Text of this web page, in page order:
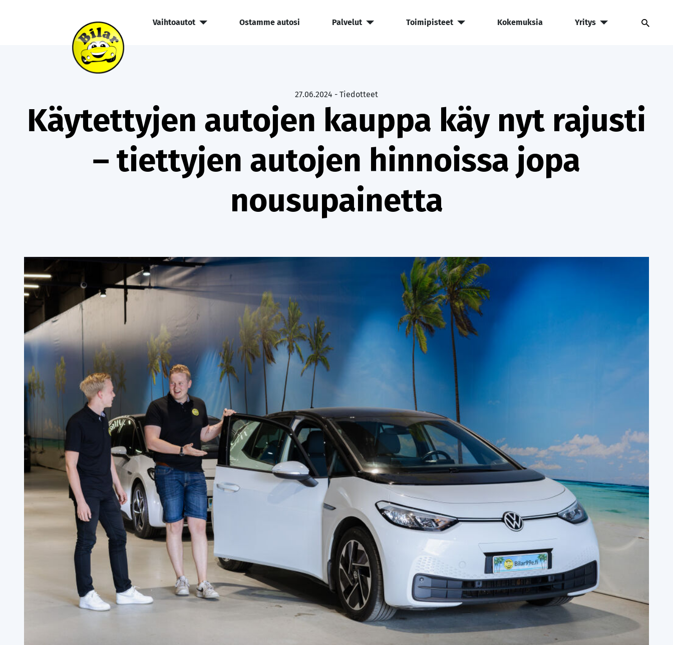
Vaihtoautot Ostamme autosi Palvelut Toimipisteet Kokemuksia Yritys
27.06.2024 - Tiedotteet
Käytettyjen autojen kauppa käy nyt rajusti
– tiettyjen autojen hinnoissa jopa
nousupainetta